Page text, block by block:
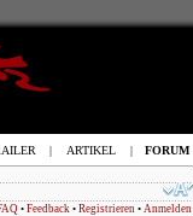
• Feedback • Registrieren • Anmelden
| ARTIKEL | FORUM